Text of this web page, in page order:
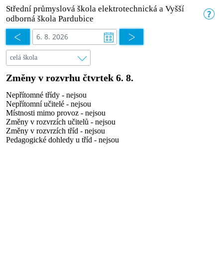
Střední průmyslová škola elektrotechnická a Vyšší
odborná škola Pardubice
Změny v rozvrhu čtvrtek 6. 8.
Nepřítomné třídy - nejsou
Nepřítomní učitelé - nejsou
Místnosti mimo provoz - nejsou
Změny v rozvrzích učitelů - nejsou
Změny v rozvrzích tříd - nejsou
Pedagogické dohledy u tříd - nejsou